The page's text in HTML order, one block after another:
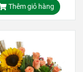
Thêm giỏ hàng